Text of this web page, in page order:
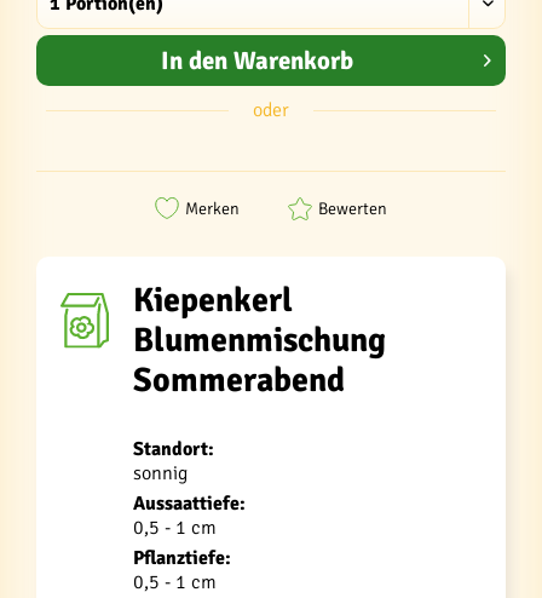
In den Warenkorb
oder
Merken Bewerten
Kiepenkerl
Blumenmischung
Sommerabend
Standort:
sonnig
Aussaattiefe:
0,5 - 1 cm
Pflanztiefe:
0,5 - 1 cm